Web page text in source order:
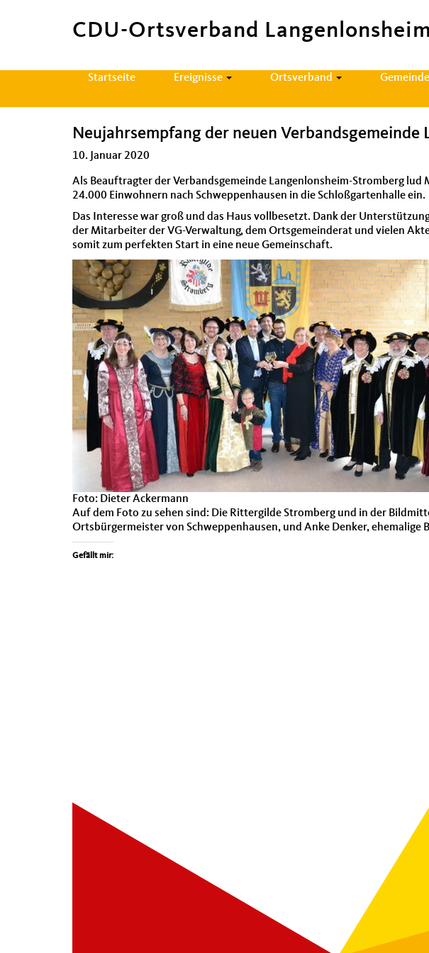
CDU-Ortsverband Langenlonsheim
Hauptnavigation
Startseite Ereignisse Ortsverband
Neujahrsempfang der neuen
10. Januar 2020
Als Beauf­tragter der Ver­bands­ge­meinde Lan­gen­lon­sheim-Stromberg
24.000 Ein­wohn­ern nach Schwep­pen­hausen in die Schloß­garten­halle ein.
Das Inter­esse war groß und das Haus vollbe­set­zt. Dank der
der Mitar­beit­er der VG-Ver­wal­tung, dem Orts­ge­mein­der­at und vie­len
somit zum per­fek­ten Start in eine neue Gemein­schaft.
Foto: Dieter Ack­er­mann
Auf dem Foto zu sehen sind: Die Rit­tergilde Stromberg und in der
Orts­bürg­er­meis­ter von Schwep­pen­hausen, und Anke Denker, ehe­ma­lige
Gefällt mir: